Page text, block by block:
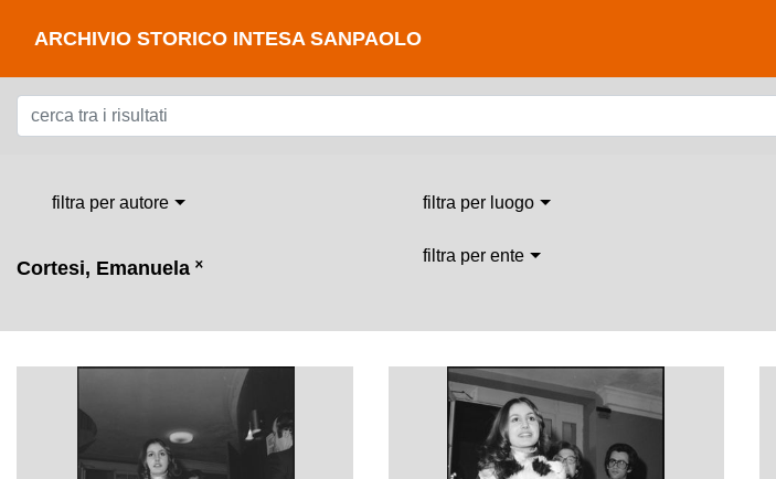
ARCHIVIO STORICO INTESA SANPAOLO
filtra per autore filtra per luogo
Cortesi, Emanuela ˟
filtra per ente